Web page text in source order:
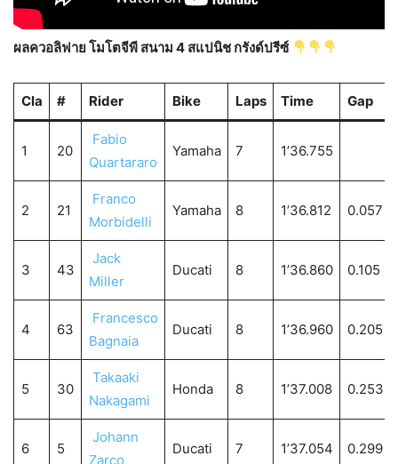
ผลควอลิฟาย โมโตจีพี สนาม 4 สแปนิช กรังด์ปรีซ์
Cla # Rider Bike Laps Time Gap
1 20
Fabio
Quartararo
Yamaha 7 1’36.755
2 21
Franco
Morbidelli
Yamaha 8 1’36.812 0.057
3 43
Jack
Miller
Ducati 8 1’36.860 0.105
4 63
Francesco
Bagnaia
Ducati 8 1’36.960 0.205
5 30
Takaaki
Nakagami
Honda 8 1’37.008 0.253
6 5
Johann
Zarco
Ducati 7 1’37.054 0.299